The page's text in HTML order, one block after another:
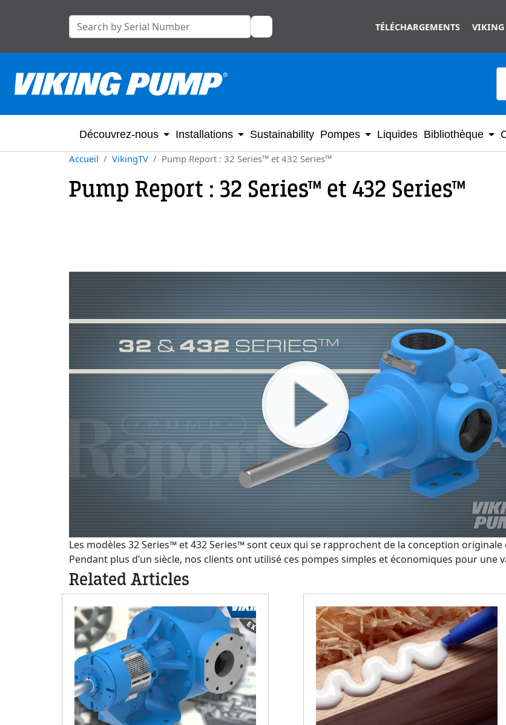
TÉLÉCHARGEMENTS VIKING
Découvrez-nous Installations Sustainability Pompes Liquides Bibliothèque
Accueil VikingTV Pump Report : 32 Series™ et 432 Series™
Pump Report : 32 Series™ et 432 Series™
Les modèles 32 Series™ et 432 Series™ sont ceux qui se rapprochent de la conception
Pendant plus d’un siècle, nos clients ont utilisé ces pompes simples et économiques pour une
Related Articles